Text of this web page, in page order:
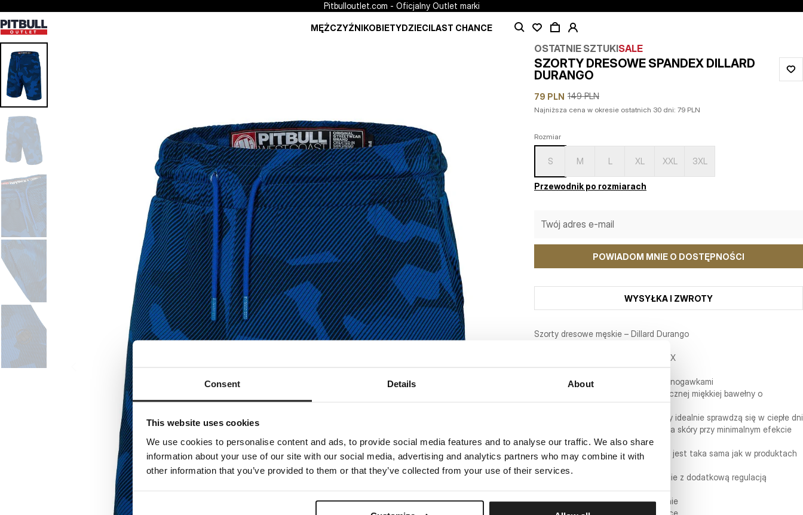
Consent Details About
This website uses cookies
We use cookies to personalise content and ads, to provide social media features and to analyse our traffic. We also share
information about your use of our site with our social media, advertising and analytics partners who may combine it with
other information that you’ve provided to them or that they’ve collected from your use of their services.
Pitbulloutlet.com - Oficjalny Outlet marki
MĘŻCZYŹNIKOBIETYDZIECILAST CHANCE
OSTATNIE SZTUKISALE
SZORTY DRESOWE SPANDEX DILLARD
DURANGO
79 PLN 149 PLN
Najniższa cena w okresie ostatnich 30 dni: 79 PLN
Rozmiar
S M L XL XXL 3XL
Przewodnik po rozmiarach
POWIADOM MNIE O DOSTĘPNOŚCI
WYSYŁKA I ZWROTY
Szorty dresowe męskie – Dillard Durango
SERIA HEAVY WEIGHT 210 SPANDEX
- dopasowany fason ze zwężanymi nogawkami
- spodenki wykonane z lekko elastycznej miękkiej bawełny o
- tkanina jest cienka przez co szorty idealnie sprawdzą się w ciepłe dni
lub tam gdzie potrzebna jest ochrona skóry przy minimalnym efekcie
cieplnym
- bawełna zastosowana w szortach jest taka sama jak w produktach
tej samej serii
- szeroki elastyczny ściągacz w pasie z dodatkową regulacją
- klasyczne otwarte boczne kieszenie
- małe okrągłe logo na lewej nogawce